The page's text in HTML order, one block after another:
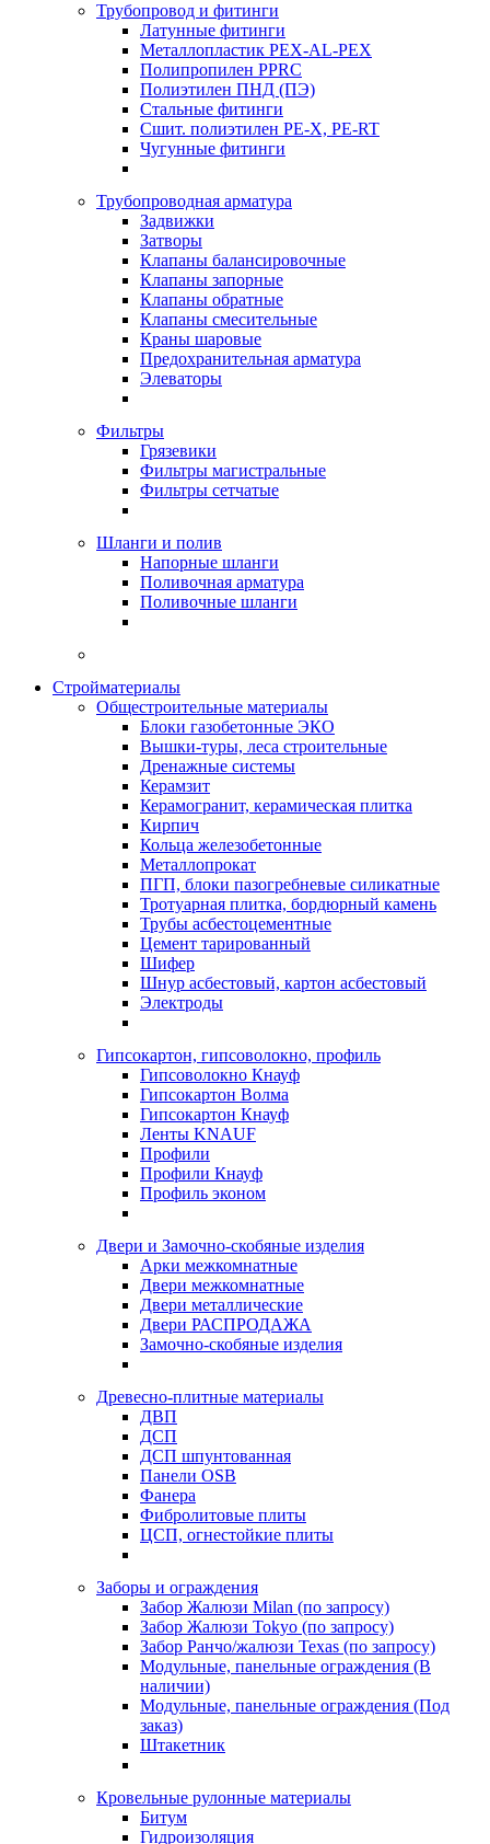
Трубопровод и фитинги
Латунные фитинги
Металлопластик PEX-AL-PEX
Полипропилен PPRC
Полиэтилен ПНД (ПЭ)
Стальные фитинги
Сшит. полиэтилен PE-X, PE-RT
Чугунные фитинги
Трубопроводная арматура
Задвижки
Затворы
Клапаны балансировочные
Клапаны запорные
Клапаны обратные
Клапаны смесительные
Краны шаровые
Предохранительная арматура
Элеваторы
Фильтры
Грязевики
Фильтры магистральные
Фильтры сетчатые
Шланги и полив
Напорные шланги
Поливочная арматура
Поливочные шланги
Стройматериалы
Oбщестроительные материалы
Блоки газобетонные ЭКО
Вышки-туры, леса строительные
Дренажные системы
Керамзит
Керамогранит, керамическая плитка
Кирпич
Кольца железобетонные
Металлопрокат
ПГП, блоки пазогребневые силикатные
Тротуарная плитка, бордюрный камень
Трубы асбестоцементные
Цемент тарированный
Шифер
Шнур асбестовый, картон асбестовый
Электроды
Гипсокартон, гипсоволокно, профиль
Гипсоволокно Кнауф
Гипсокартон Волма
Гипсокартон Кнауф
Ленты KNAUF
Профили
Профили Кнауф
Профиль эконом
Двери и Замочно-скобяные изделия
Арки межкомнатные
Двери межкомнатные
Двери металлические
Двери РАСПРОДАЖА
Замочно-скобяные изделия
Древесно-плитные материалы
ДВП
ДСП
ДСП шпунтованная
Панели OSB
Фанера
Фибролитовые плиты
ЦСП, огнестойкие плиты
Заборы и ограждения
Забор Жалюзи Milan (по запросу)
Забор Жалюзи Tokyo (по запросу)
Забор Ранчо/жалюзи Texas (по запросу)
Модульные, панельные ограждения (В
наличии)
Модульные, панельные ограждения (Под
заказ)
Штакетник
Кровельные рулонные материалы
Битум
Гидроизоляция